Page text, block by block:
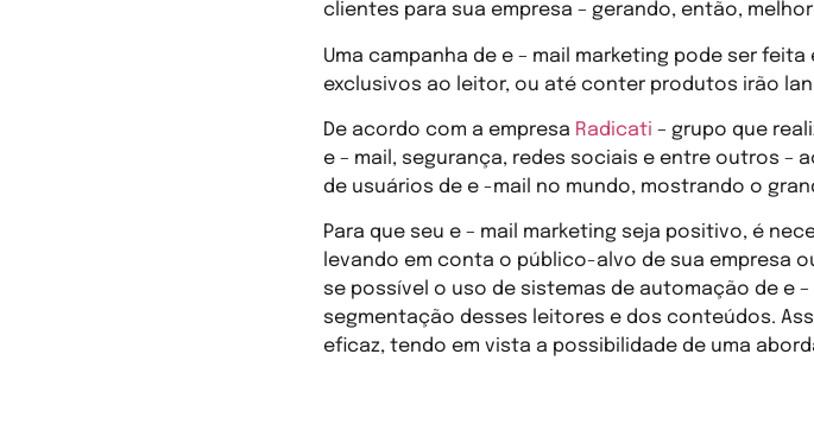
clientes para sua empresa – gerando, então,
Uma campanha de e – mail marketing pode ser
exclusivos ao leitor, ou até conter produtos irão
De acordo com a empresa Radicati – grupo que
e – mail, segurança, redes sociais e entre outros –
de usuários de e -mail no mundo, mostrando o
Para que seu e – mail marketing seja positivo, é
levando em conta o público-alvo de sua empresa
se possível o uso de sistemas de automação de e
segmentação desses leitores e dos conteúdos.
eficaz, tendo em vista a possibilidade de uma